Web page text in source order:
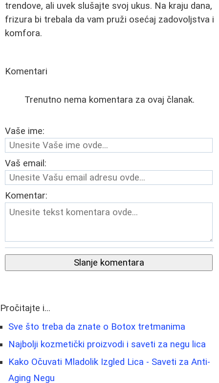
trendove, ali uvek slušajte svoj ukus. Na kraju dana,
frizura bi trebala da vam pruži osećaj zadovoljstva i
komfora.
Komentari
Trenutno nema komentara za ovaj članak.
Vaše ime:
Vaš email:
Komentar:
Slanje komentara
Pročitajte i...
Sve što treba da znate o Botox tretmanima
Najbolji kozmetički proizvodi i saveti za negu lica
Kako Očuvati Mladolik Izgled Lica - Saveti za Anti-
Aging Negu